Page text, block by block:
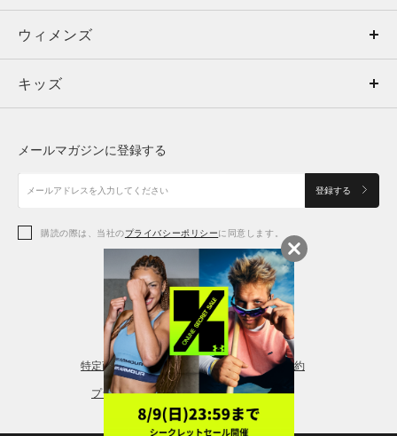
ウィメンズ
キッズ
アクセサリー
トップス
ボトムス
アクセサリー
ウィメンズ
トップス
シューズ
アクセサリー
レギンス＆タイツ
キッズ
シューズ
メールマガジンに登録する
登録する
購読の際は、当社のプライバシーポリシーに同意します。
特定商取引法に基づく通販の表記 会員規約
プライバシーポリシー